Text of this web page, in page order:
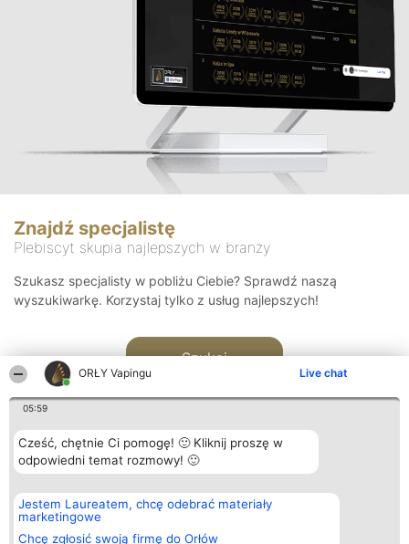
ORŁY Vapingu Live chat
05:59
Cześć, chętnie Ci pomogę! 🙂 Kliknij proszę w
odpowiedni temat rozmowy! 🙂
Jestem Laureatem, chcę odebrać materiały
marketingowe
Chcę zgłosić swoją firmę do Orłów
Znajdź specjalistę
Plebiscyt skupia najlepszych w branży
Szukasz specjalisty w pobliżu Ciebie? Sprawdź naszą
wyszukiwarkę. Korzystaj tylko z usług najlepszych!
Szukaj
Organizator plebiscytu
Bright Side Solutions sp. z o.
o. sp. k.
ul. Ruska 22
Plebiscyt
Laureaci
wszystkich
Kontakt
Kontakt